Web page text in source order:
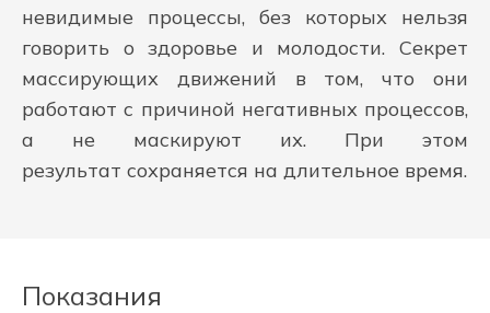
невидимые процессы, без которых нельзя
говорить о здоровье и молодости. Секрет
массирующих движений в том, что они
работают с причиной негативных процессов,
а не маскируют их. При этом
результат сохраняется на длительное время.
Показания